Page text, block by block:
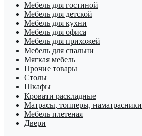
Мебель для гостиной
Мебель для детской
Мебель для кухни
Мебель для офиса
Мебель для прихожей
Мебель для спальни
Мягкая мебель
Прочие товары
Столы
Шкафы
Кровати раскладные
Матрасы, топперы, наматрасники
Мебель плетеная
Двери